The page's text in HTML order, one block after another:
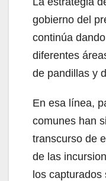
gobierno del
continúa
diferentes
de pandillas y
En esa línea,
comunes han
transcurso de
de las
los capturados